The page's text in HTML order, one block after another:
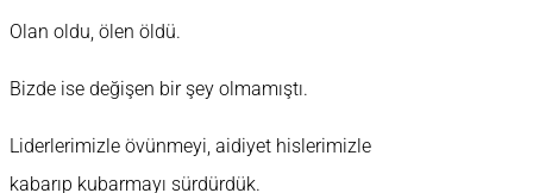
Olan oldu, ölen öldü.
Bizde ise değişen bir şey olmamıştı.
Liderlerimizle övünmeyi, aidiyet hislerimizle
kabarıp kubarmayı sürdürdük.